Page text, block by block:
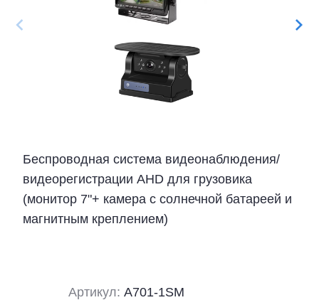
Беспроводная система видеонаблюдения/
видеорегистрации AHD для грузовика
(монитор 7"+ камера с солнечной батареей и
магнитным креплением)
Артикул: A701-1SM